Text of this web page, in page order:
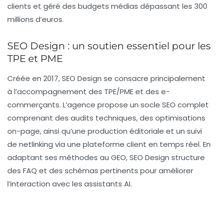
clients et géré des budgets médias dépassant les 300
millions d’euros.
SEO Design : un soutien essentiel pour les
TPE et PME
Créée en 2017,SEO Design se consacre principalement
à l’accompagnement des TPE/PME et des e-
commerçants. L’agence propose un socle SEO complet
comprenant des audits techniques, des optimisations
on-page, ainsi qu’une production éditoriale et un suivi
de netlinking via une plateforme client en temps réel. En
adaptant ses méthodes au GEO, SEO Design structure
des FAQ et des schémas pertinents pour améliorer
l’interaction avec les assistants AI.